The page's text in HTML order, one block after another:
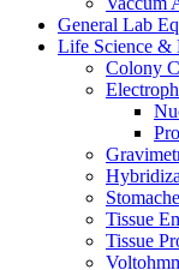
General Lab
Life Science &
Colony
Tissue
Tissue